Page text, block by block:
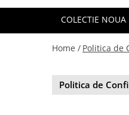
Chiloti brazilieni
Chiloti clasici
Chiloti tanga
Compleuri & body-uri
COLECTIE NOUA
Home / Politica de
Politica de